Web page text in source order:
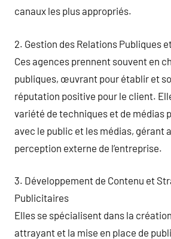
canaux les plus appropriés.
2. Gestion des Relations Publiques
Ces agences prennent souvent en
publiques, œuvrant pour établir et
réputation positive pour le client.
variété de techniques et de médias
avec le public et les médias, gérant
perception externe de l’entreprise.
3. Développement de Contenu et
Publicitaires
Elles se spécialisent dans la
attrayant et la mise en place de